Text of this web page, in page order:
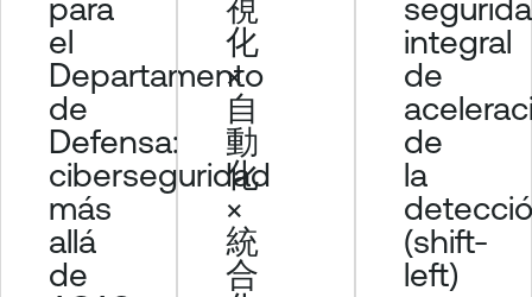
el
Departamento
de
Defensa:
ciberseguridad
más
allá
de
化
×
自
動
化
×
統
合
integral
de
de
la
(shift-
left)